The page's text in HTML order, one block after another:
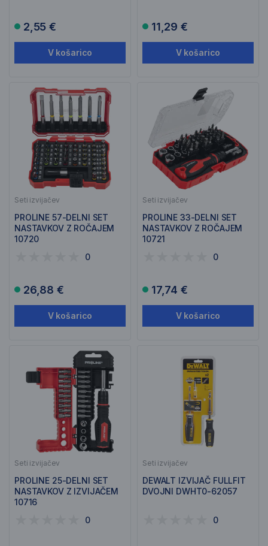
2,55 €
V košarico
11,29 €
V košarico
Seti izvijačev
PROLINE 57-DELNI SET
NASTAVKOV Z ROČAJEM
10720
0
26,88 €
V košarico
Seti izvijačev
PROLINE 33-DELNI SET
NASTAVKOV Z ROČAJEM
10721
0
17,74 €
V košarico
Seti izvijačev
PROLINE 25-DELNI SET
NASTAVKOV Z IZVIJAČEM
10716
0
Seti izvijačev
DEWALT IZVIJAČ FULLFIT
DVOJNI DWHT0-62057
0